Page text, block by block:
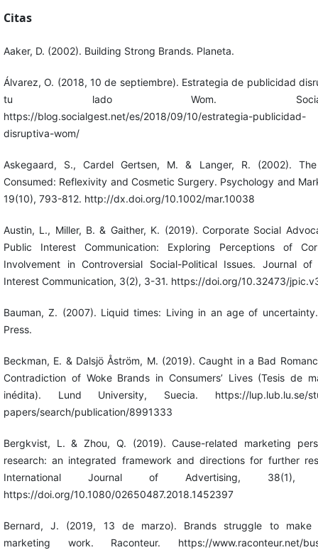
Citas
Aaker, D. (2002). Building Strong Brands. Planeta.
Álvarez, O. (2018, 10 de septiembre). Estrategia de publicidad
tu lado Wom.
https://blog.socialgest.net/es/2018/09/10/estrategia-publicidad-
disruptiva-wom/
Askegaard, S., Cardel Gertsen, M. & Langer, R. (2002).
Consumed: Reflexivity and Cosmetic Surgery. Psychology and
19(10), 793-812. http://dx.doi.org/10.1002/mar.10038
Austin, L., Miller, B. & Gaither, K. (2019). Corporate Social
Public Interest Communication: Exploring Perceptions of
Involvement in Controversial Social-Political Issues. Journal of
Interest Communication, 3(2), 3-31. https://doi.org/10.32473/
Bauman, Z. (2007). Liquid times: Living in an age of
Press.
Beckman, E. & Dalsjö Åström, M. (2019). Caught in a Bad
Contradiction of Woke Brands in Consumers’ Lives (Tesis de
inédita). Lund University, Suecia. https://lup.lub.lu.se/
papers/search/publication/8991333
Bergkvist, L. & Zhou, Q. (2019). Cause-related marketing
research: an integrated framework and directions for further
International Journal of Advertising, 38(1),
https://doi.org/10.1080/02650487.2018.1452397
Bernard, J. (2019, 13 de marzo). Brands struggle to make
marketing work. Raconteur. https://www.raconteur.net/